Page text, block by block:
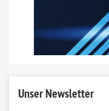
Unser Newsletter